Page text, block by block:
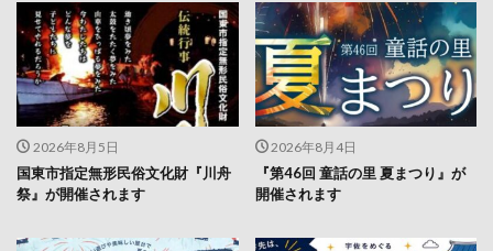
2026年8月5日
国東市指定無形民俗文化財『川舟
祭』が開催されます
2026年8月4日
『第46回 童話の里 夏まつり』が
開催されます